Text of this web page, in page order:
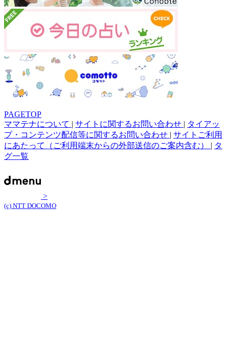
PAGETOP
ママテナについて | サイトに関するお問い合わせ | タイアッ
プ・コンテンツ配信等に関するお問い合わせ | サイトご利用
にあたって（ご利用端末からの外部送信のご案内含む） | タ
グ一覧
>
(c) NTT DOCOMO